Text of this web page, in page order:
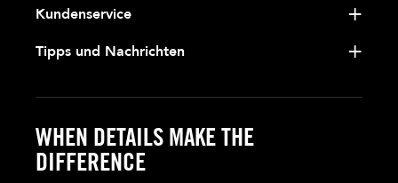
Kundenservice
Tipps und Nachrichten
WHEN DETAILS MAKE THE
DIFFERENCE